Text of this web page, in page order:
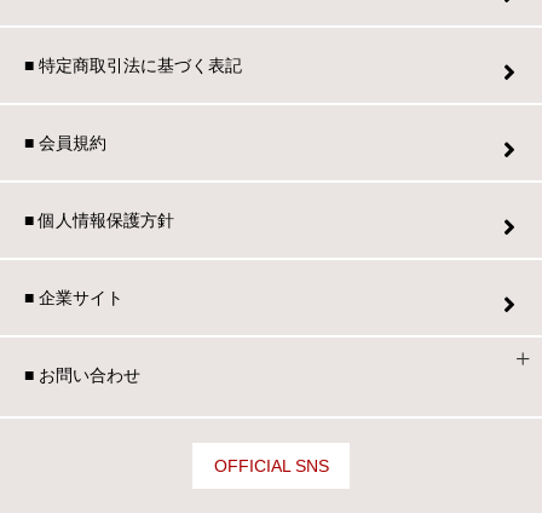
■ 特定商取引法に基づく表記
■ 会員規約
■ 個人情報保護方針
■ 企業サイト
■ お問い合わせ
OFFICIAL SNS